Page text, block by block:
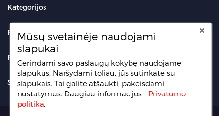
Kategorijos
Portalas
Puslapiai
Sekite mus
Mūsų svetainėje naudojami
slapukai
Gerindami savo paslaugų kokybę naudojame
slapukus. Naršydami toliau, jūs sutinkate su
slapukais. Tai galite atšaukti, pakeisdami
nustatymus. Daugiau informacijos - Privatumo
politika